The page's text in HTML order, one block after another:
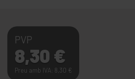
PVP
8,30 €
Preu amb IVA: 8,30 €